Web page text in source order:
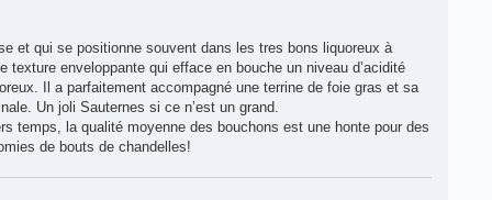
et qui se positionne souvent dans les tres bons liquoreux à
enveloppante qui efface en bouche un niveau d’acidité
Il a parfaitement accompagné une terrine de foie gras et sa
Un joli Sauternes si ce n’est un grand.
temps, la qualité moyenne des bouchons est une honte pour des
de bouts de chandelles!